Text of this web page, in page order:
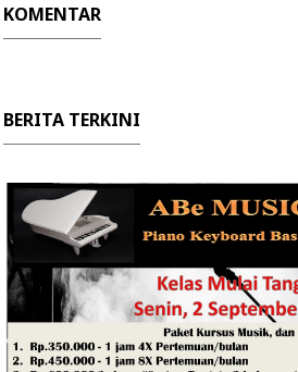
KOMENTAR
BERITA TERKINI